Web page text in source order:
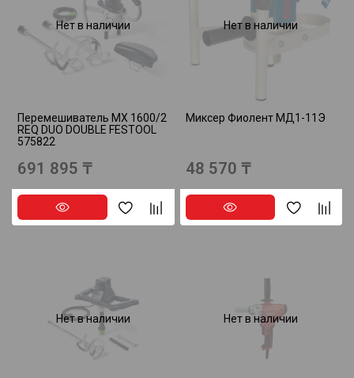
Нет в наличии
Перемешиватель MX 1600/2
REQ DUO DOUBLE FESTOOL
575822
691 895 ₸
Нет в наличии
Миксер Фиолент МД1-11Э
48 570 ₸
Нет в наличии Нет в наличии